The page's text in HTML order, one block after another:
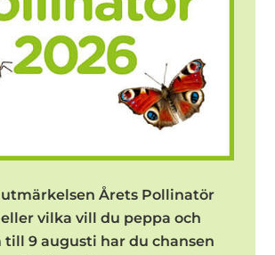
utmärkelsen Årets Pollinatör
eller vilka vill du peppa och
till 9 augusti har du chansen